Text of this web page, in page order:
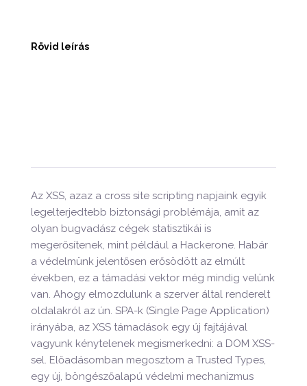
Rövid leírás
Az XSS, azaz a cross site scripting napjaink egyik
legelterjedtebb biztonsági problémája, amit az
olyan bugvadász cégek statisztikái is
megerősítenek, mint például a Hackerone. Habár
a védelmünk jelentősen erősödött az elmúlt
években, ez a támadási vektor még mindig velünk
van. Ahogy elmozdulunk a szerver által renderelt
oldalakról az ún. SPA-k (Single Page Application)
irányába, az XSS támadások egy új fajtájával
vagyunk kénytelenek megismerkedni: a DOM XSS-
sel. Előadásomban megosztom a Trusted Types,
egy új, böngészőalapú védelmi mechanizmus